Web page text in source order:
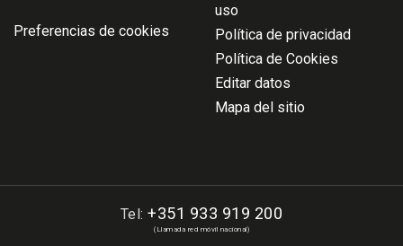
Preferencias de cookies
uso
Política de privacidad
Política de Cookies
Editar datos
Mapa del sitio
Tel:+351 933 919 200
(Llamada red móvil nacional)